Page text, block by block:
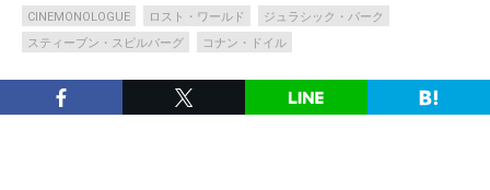
CINEMONOLOGUE ロスト・ワールド
ジュラシック・パーク
スティーブン・スピルバーグ
コナン・ドイル